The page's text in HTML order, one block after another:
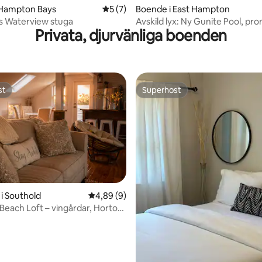
Bays 5 av 5 i genomsnittligt betyg, 7
5 (7)
Waterview stuga
Boende i East Hampton
Avskild lyx: Ny Gunite Pool,
Bay
Privata, djurvänliga boenden
Southold 4,89 av 5 i genomsnittligt betyg, 9
4,89 (9)
Loft – vingårdar, Horton
Superhost
Superhost